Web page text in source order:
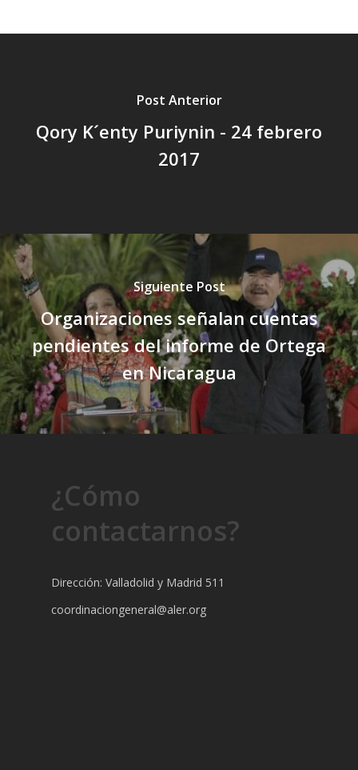
Post Anterior
Qory K´enty Puriynin - 24 febrero
2017
Siguiente Post
Organizaciones señalan cuentas
pendientes del informe de Ortega
en Nicaragua
¿Cómo
contactarnos?
Dirección: Valladolid y Madrid 511
coordinaciongeneral@aler.org